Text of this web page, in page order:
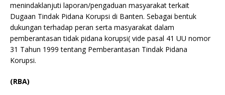
menindaklanjuti laporan/pengaduan masyarakat terkait
Dugaan Tindak Pidana Korupsi di Banten. Sebagai bentuk
dukungan terhadap peran serta masyarakat dalam
pemberantasan tidak pidana korupsi( vide pasal 41 UU nomor
31 Tahun 1999 tentang Pemberantasan Tindak Pidana
Korupsi.
(RBA)